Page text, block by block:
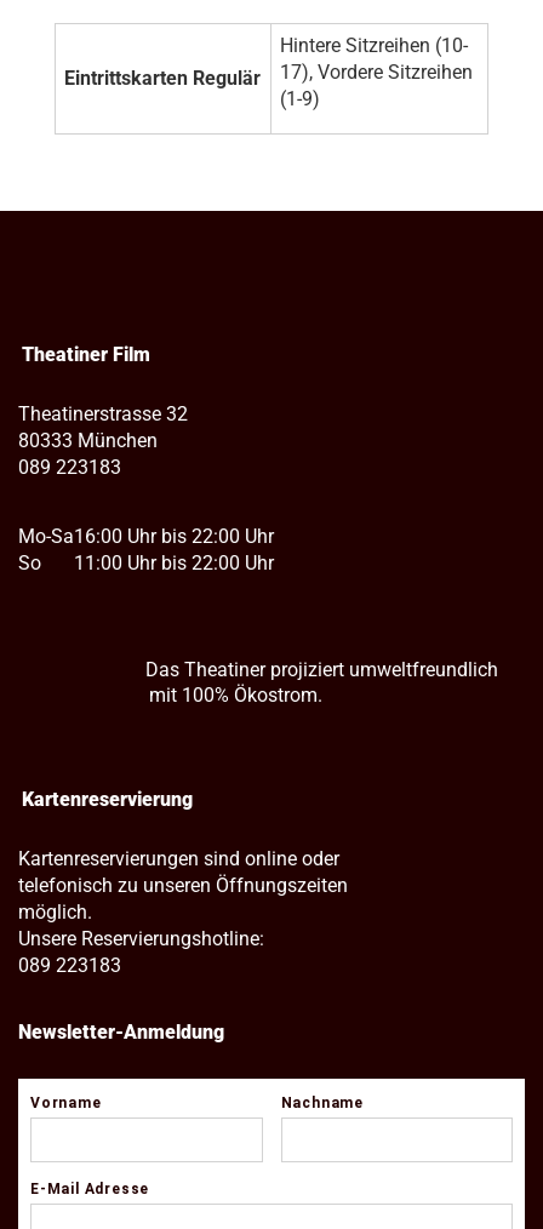
Eintrittskarten Regulär
Hintere Sitzreihen (10-
17), Vordere Sitzreihen
(1-9)
Theatiner Film
Theatinerstrasse 32
80333 München
089 223183
Mo-Sa
So
16:00 Uhr bis 22:00 Uhr
11:00 Uhr bis 22:00 Uhr
Das Theatiner projiziert umweltfreundlich
mit 100% Ökostrom.
Kartenreservierung
Kartenreservierungen sind online oder
telefonisch zu unseren Öffnungszeiten
möglich.
Unsere Reservierungshotline:
089 223183
Newsletter-Anmeldung